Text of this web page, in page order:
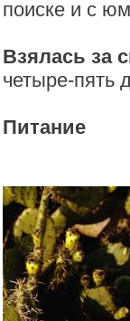
поиске и с
Взялась за
четыре-пять
Питание